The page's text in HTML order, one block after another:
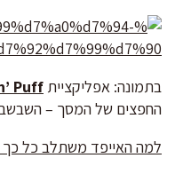
בתמונה: אפליקציית Puff
החפצים של המסך –
למה האייפד משתלב כל כך